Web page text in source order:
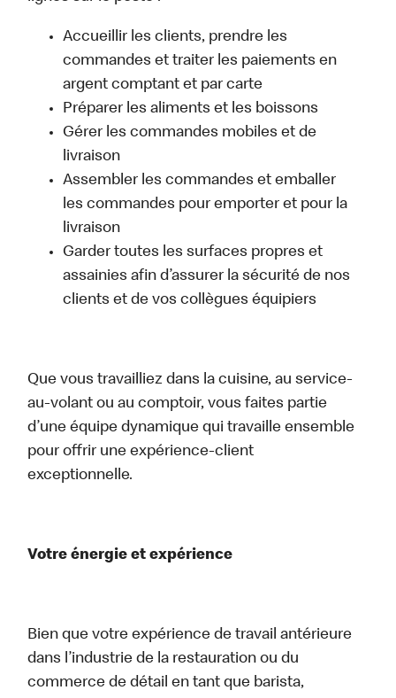
Accueillir les clients, prendre les
commandes et traiter les paiements en
argent comptant et par carte
Préparer les aliments et les boissons
Gérer les commandes mobiles et de
livraison
Assembler les commandes et emballer
les commandes pour emporter et pour la
livraison
Garder toutes les surfaces propres et
assainies afin d’assurer la sécurité de nos
clients et de vos collègues équipiers
Que vous travailliez dans la cuisine, au service-
au-volant ou au comptoir, vous faites partie
d’une équipe dynamique qui travaille ensemble
pour offrir une expérience-client
exceptionnelle.
Votre énergie et expérience
Bien que votre expérience de travail antérieure
dans l’industrie de la restauration ou du
commerce de détail en tant que barista,